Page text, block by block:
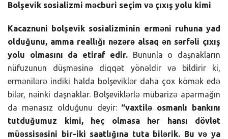
Bolşevik sosializmi məcburi seçim və çıxış yolu kimi
Kacaznuni bolşevik sosializminin erməni ruhuna yad
olduğunu, amma reallığı nəzərə alsaq ən sərfəli çıxış
yolu olmasını da etiraf edir. Bununla o daşnakların
nüfuzunun düşməsinə diqqət yönəldir və bildirir ki,
ermənilərə indiki halda bolşeviklər daha çox kömək edə
bilər, nəinki daşnaklar. Bolşeviklərlə mübarizə aparmağın
da mənasız olduğunu deyir: “vaxtilə osmanlı bankını
tutduğumuz kimi, heç olmasa hər hansı dövlət
müəssisəsini bir-iki saatlığına tuta bilərik. Bu və ya